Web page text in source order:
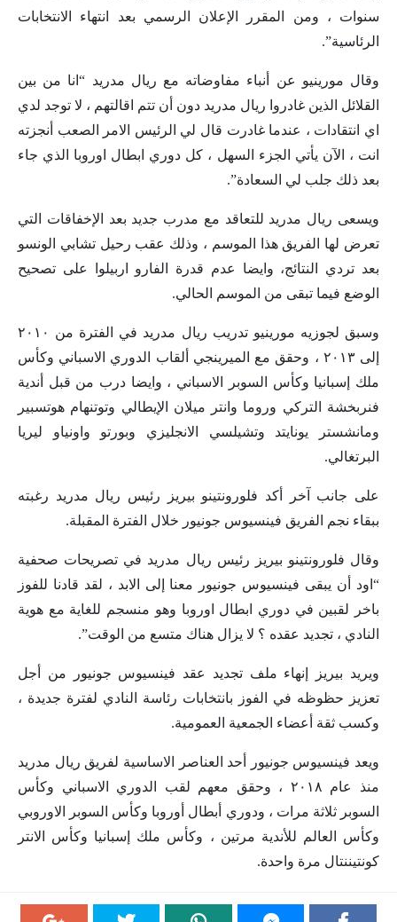
سنوات ، ومن المقرر الإعلان الرسمي بعد انتهاء الانتخابات
الرئاسية”.
وقال مورينيو عن أنباء مفاوضاته مع ريال مدريد “انا من بين
القلائل الذين غادروا ريال مدريد دون أن تتم اقالتهم ، لا توجد لدي
اي انتقادات ، عندما غادرت قال لي الرئيس الامر الصعب أنجزته
انت ، الآن يأتي الجزء السهل ، كل دوري ابطال اوروبا الذي جاء
بعد ذلك جلب لي السعادة”.
ويسعى ريال مدريد للتعاقد مع مدرب جديد بعد الإخفاقات التي
تعرض لها الفريق هذا الموسم ، وذلك عقب رحيل تشابي الونسو
بعد تردي النتائج، وايضا عدم قدرة الفارو اربيلوا على تصحيح
الوضع فيما تبقى من الموسم الحالي.
وسبق لجوزيه مورينيو تدريب ريال مدريد في الفترة من ٢٠١٠
إلى ٢٠١٣ ، وحقق مع الميرينجي ألقاب الدوري الاسباني وكأس
ملك إسبانيا وكأس السوبر الاسباني ، وايضا درب من قبل أندية
فنربخشة التركي وروما وانتر ميلان الإيطالي وتوتنهام هوتسبير
ومانشستر يونايتد وتشيلسي الانجليزي وبورتو واونياو ليريا
البرتغالي.
على جانب آخر أكد فلورونتينو بيريز رئيس ريال مدريد رغبته
ببقاء نجم الفريق فينسيوس جونيور خلال الفترة المقبلة.
وقال فلورونتينو بيريز رئيس ريال مدريد في تصريحات صحفية
“اود أن يبقى فينسيوس جونيور معنا إلى الابد ، لقد قادنا للفوز
باخر لقبين في دوري ابطال اوروبا وهو منسجم للغاية مع هوية
النادي ، تجديد عقده ؟ لا يزال هناك متسع من الوقت”.
ويريد بيريز إنهاء ملف تجديد عقد فينسيوس جونيور من أجل
تعزيز حظوظه في الفوز بانتخابات رئاسة النادي لفترة جديدة ،
وكسب ثقة أعضاء الجمعية العمومية.
ويعد فينسيوس جونيور أحد العناصر الاساسية لفريق ريال مدريد
منذ عام ٢٠١٨ ، وحقق معهم لقب الدوري الاسباني وكأس
السوبر ثلاثة مرات ، ودوري أبطال أوروبا وكأس السوبر الاوروبي
وكأس العالم للأندية مرتين ، وكأس ملك إسبانيا وكأس الانتر
كونتيننتال مرة واحدة.